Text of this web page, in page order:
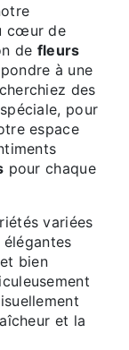
cœur de
de fleurs
à une
des
pour
espace
pour chaque
variées
bien
et la